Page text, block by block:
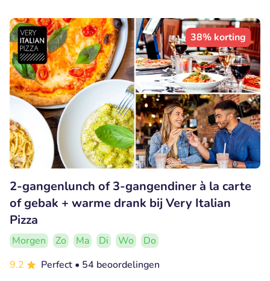
38% korting
2-gangenlunch of 3-gangendiner à la carte
of gebak + warme drank bij Very Italian
Pizza
Morgen Zo Ma Di Wo
Do
9.2
Perfect • 54 beoordelingen